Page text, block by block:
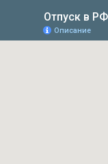
Описание